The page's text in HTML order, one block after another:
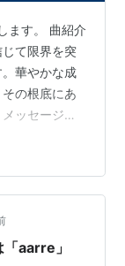
ます。 曲紹介
て限界を突
華やかな成
の根底にあ
ッセージで
へ進もうと
Me versus me
いうフレーズ
ズだと思い
ると疑わ
aarre」